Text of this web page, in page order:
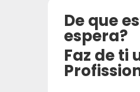
De que
espera?
Faz de ti